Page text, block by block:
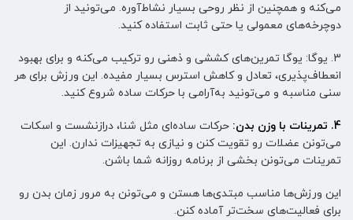
می‌کنه و همچنین از نظر روحی بسیار نشاط‌آوره. می‌تونید از
دوچرخه‌های معمولی یا حتی ثابت استفاده کنید.
3. یوگا: یوگا تمرین‌های کششی و ذهنی رو ترکیب می‌کنه و برای بهبود
انعطاف‌پذیری، تعادل و کاهش استرس بسیار مفیده. این ورزش برای هر
سنی مناسبه و می‌تونید به‌آرامی با حرکات ساده شروع کنید.
4. تمرینات با وزن بدن:
حرکات ساده‌ای مثل شنا، درازنشست و اسکات
می‌تونن عضلات رو تقویت کنن و نیازی به تجهیزات ندارن. این
تمرینات می‌تونن بخشی از برنامه روزانه شما باشن.
این ورزش‌ها مناسب مبتدی‌ها هستن و می‌تونن به مرور زمان بدن رو
برای فعالیت‌های سخت‌تر آماده کنن.